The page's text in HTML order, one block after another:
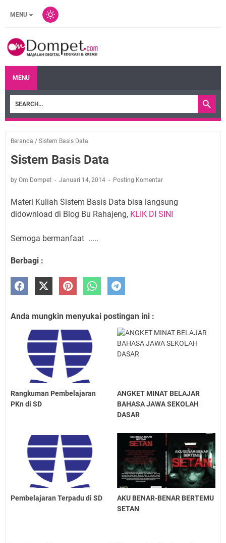
MENU
MENU
Beranda / Sistem Basis Data
Sistem Basis Data
by Om Dompet Januari 14, 2014 Posting Komentar
Materi Kuliah Sistem Basis Data bisa langsung
didownload di Blog Bu Rahajeng, KLIK DI SINI
Semoga bermanfaat .....
Berbagi :
Anda mungkin menyukai postingan ini :
Rangkuman Pembelajaran
PKn di SD
ANGKET MINAT BELAJAR
BAHASA JAWA SEKOLAH
DASAR
Pembelajaran Terpadu di SD
AKU BENAR-BENAR BERTEMU
SETAN